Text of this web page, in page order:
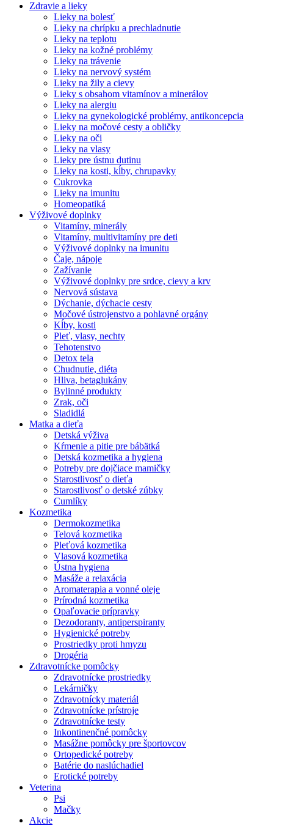
Zdravie a lieky
Lieky na bolesť
Lieky na chrípku a prechladnutie
Lieky na teplotu
Lieky na kožné problémy
Lieky na trávenie
Lieky na nervový systém
Lieky na žily a cievy
Lieky s obsahom vitamínov a minerálov
Lieky na alergiu
Lieky na gynekologické problémy, antikoncepcia
Lieky na močové cesty a obličky
Lieky na oči
Lieky na vlasy
Lieky pre ústnu dutinu
Lieky na kosti, kĺby, chrupavky
Cukrovka
Lieky na imunitu
Homeopatiká
Výživové doplnky
Vitamíny, minerály
Vitamíny, multivitamíny pre deti
Výživové doplnky na imunitu
Čaje, nápoje
Zažívanie
Výživové doplnky pre srdce, cievy a krv
Nervová sústava
Dýchanie, dýchacie cesty
Močové ústrojenstvo a pohlavné orgány
Kĺby, kosti
Pleť, vlasy, nechty
Tehotenstvo
Detox tela
Chudnutie, diéta
Hliva, betaglukány
Bylinné produkty
Zrak, oči
Sladidlá
Matka a dieťa
Detská výživa
Kŕmenie a pitie pre bábätká
Detská kozmetika a hygiena
Potreby pre dojčiace mamičky
Starostlivosť o dieťa
Starostlivosť o detské zúbky
Cumlíky
Kozmetika
Dermokozmetika
Telová kozmetika
Pleťová kozmetika
Vlasová kozmetika
Ústna hygiena
Masáže a relaxácia
Aromaterapia a vonné oleje
Prírodná kozmetika
Opaľovacie prípravky
Dezodoranty, antiperspiranty
Hygienické potreby
Prostriedky proti hmyzu
Drogéria
Zdravotnícke pomôcky
Zdravotnícke prostriedky
Lekárničky
Zdravotnícky materiál
Zdravotnícke prístroje
Zdravotnícke testy
Inkontinenčné pomôcky
Masážne pomôcky pre športovcov
Ortopedické potreby
Batérie do naslúchadiel
Erotické potreby
Veterina
Psi
Mačky
Akcie